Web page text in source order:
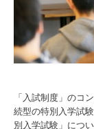
「入試制度」のコ
続型の特別入学試
別入学試験 」につ